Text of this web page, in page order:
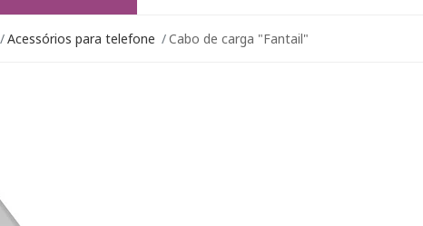
Acessórios para telefone Cabo de carga "Fantail"